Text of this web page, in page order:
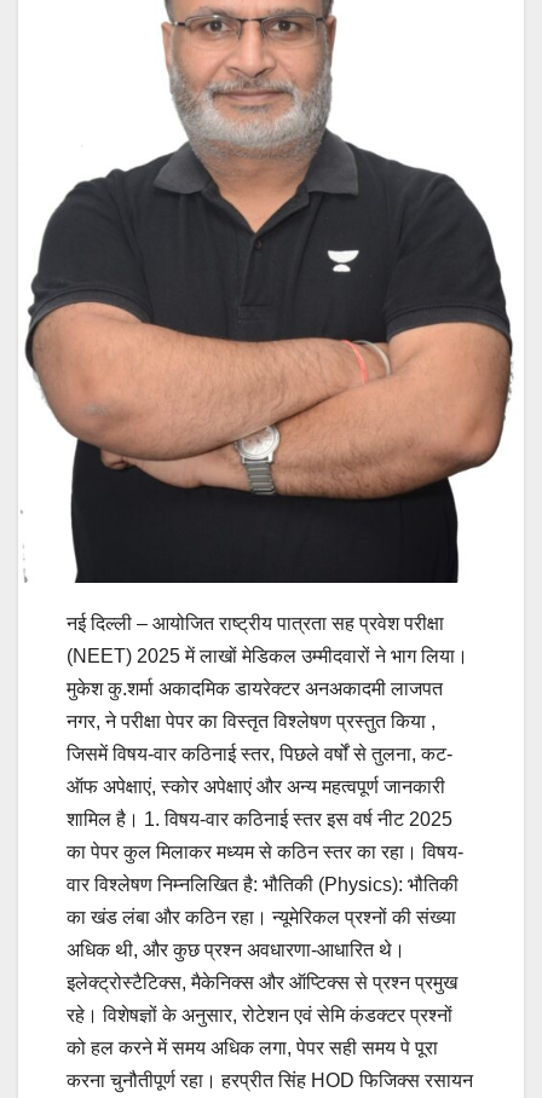
नई दिल्ली – आयोजित राष्ट्रीय पात्रता सह प्रवेश परीक्षा
(NEET) 2025 में लाखों मेडिकल उम्मीदवारों ने भाग लिया।
मुकेश कु.शर्मा अकादमिक डायरेक्टर अनअकादमी लाजपत
नगर, ने परीक्षा पेपर का विस्तृत विश्लेषण प्रस्तुत किया ,
जिसमें विषय-वार कठिनाई स्तर, पिछले वर्षों से तुलना, कट-
ऑफ अपेक्षाएं, स्कोर अपेक्षाएं और अन्य महत्वपूर्ण जानकारी
शामिल है। 1. विषय-वार कठिनाई स्तर इस वर्ष नीट 2025
का पेपर कुल मिलाकर मध्यम से कठिन स्तर का रहा। विषय-
वार विश्लेषण निम्नलिखित है: भौतिकी (Physics): भौतिकी
का खंड लंबा और कठिन रहा। न्यूमेरिकल प्रश्नों की संख्या
अधिक थी, और कुछ प्रश्न अवधारणा-आधारित थे।
इलेक्ट्रोस्टैटिक्स, मैकेनिक्स और ऑप्टिक्स से प्रश्न प्रमुख
रहे। विशेषज्ञों के अनुसार, रोटेशन एवं सेमि कंडक्टर प्रश्नों
को हल करने में समय अधिक लगा, पेपर सही समय पे पूरा
करना चुनौतीपूर्ण रहा। हरप्रीत सिंह HOD फिजिक्स रसायन